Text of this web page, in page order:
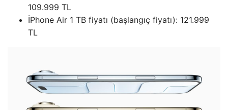
109.999 TL
İPhone Air 1 TB fiyatı (başlangıç ​​fiyatı): 121.999
TL